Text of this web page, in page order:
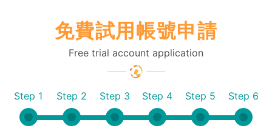
免費試用帳號申請
Free trial account application
Step 1 Step 2 Step 3 Step 4 Step 5 Step 6